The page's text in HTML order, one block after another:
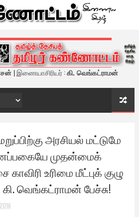
- இணைய இதழ்
| இணையாசிரியர் :கி. வெங்கட்ராமன்
அரசியல் மட்டுமே
முதன்மைக்
உரிமை மீட்புக் குழு
வெங்கட்ராமன் பேச்சு!